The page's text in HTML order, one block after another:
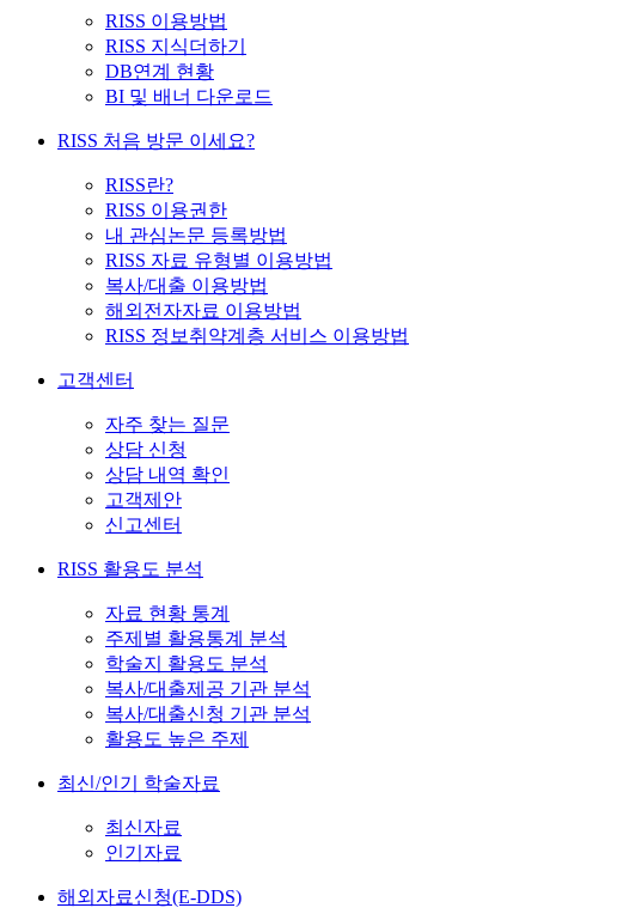
RISS 이용방법
RISS 지식더하기
DB연계 현황
BI 및 배너 다운로드
RISS 처음 방문 이세요?
RISS란?
RISS 이용권한
내 관심논문 등록방법
RISS 자료 유형별 이용방법
복사/대출 이용방법
해외전자자료 이용방법
RISS 정보취약계층 서비스 이용방법
고객센터
자주 찾는 질문
상담 신청
상담 내역 확인
고객제안
신고센터
RISS 활용도 분석
자료 현황 통계
주제별 활용통계 분석
학술지 활용도 분석
복사/대출제공 기관 분석
복사/대출신청 기관 분석
활용도 높은 주제
최신/인기 학술자료
최신자료
인기자료
해외자료신청(E-DDS)